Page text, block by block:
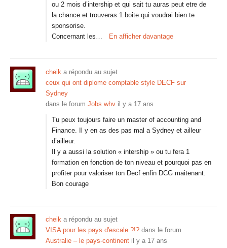
ou 2 mois d’intership et qui sait tu auras peut etre de
la chance et trouveras 1 boite qui voudrai bien te
sponsorise.
Concernant les…
En afficher davantage
cheik a répondu au sujet
ceux qui ont diplome comptable style DECF sur
Sydney
dans le forum Jobs whv il y a 17 ans
Tu peux toujours faire un master of accounting and
Finance. Il y en as des pas mal a Sydney et ailleur
d’ailleur.
Il y a aussi la solution « intership » ou tu fera 1
formation en fonction de ton niveau et pourquoi pas en
profiter pour valoriser ton Decf enfin DCG maitenant.
Bon courage
cheik a répondu au sujet
VISA pour les pays d'escale ?!? dans le forum
Australie – le pays-continent il y a 17 ans